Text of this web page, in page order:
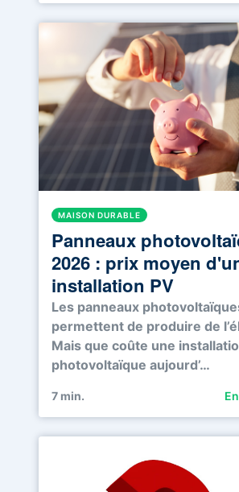
MAISON DURABLE
Panneaux
2026 : prix moyen
installation PV
Les panneaux
permettent de produire de
Mais que coûte une
photovoltaïque aujourd’…
7 min.